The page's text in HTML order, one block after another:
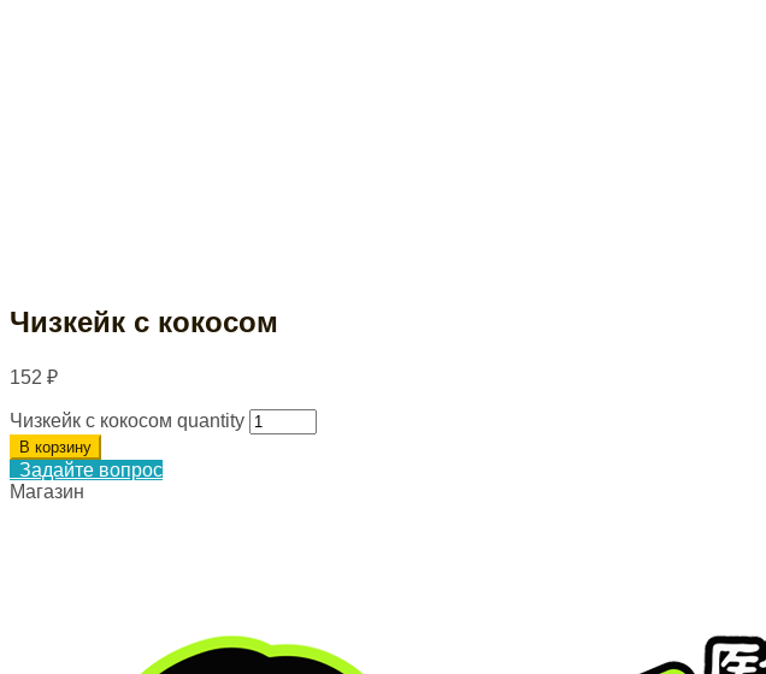
Чизкейк с кокосом
152 ₽
Чизкейк с кокосом quantity
В корзину
Задайте вопрос
Магазин